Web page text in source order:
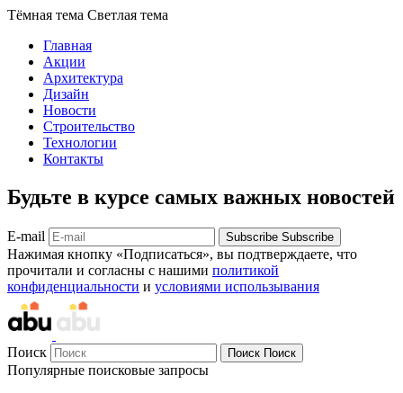
Тёмная тема Светлая тема
Главная
Акции
Архитектура
Дизайн
Новости
Строительство
Технологии
Контакты
Будьте в курсе самых важных новостей
E-mail Subscribe Subscribe
Нажимая кнопку «Подписаться», вы подтверждаете, что
прочитали и согласны с нашими политикой
конфиденциальности и условиями использывания
Поиск Поиск Поиск
Популярные поисковые запросы